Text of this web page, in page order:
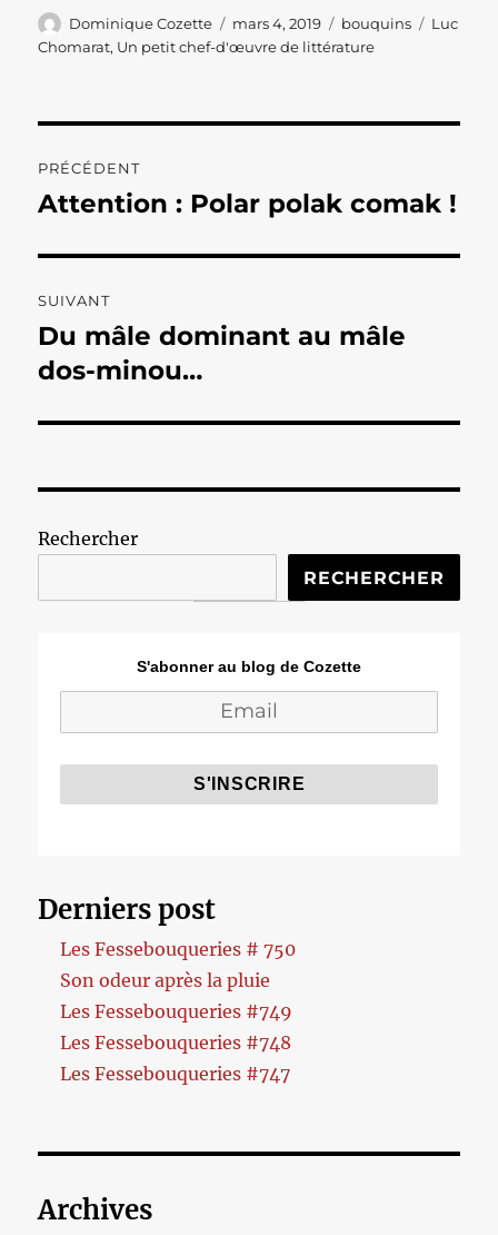
Auteur
Dominique Cozette
Publié
le
mars 4, 2019 Catégories
bouquins
Luc
Chomarat, Un petit chef-d'œuvre de littérature
de
PRÉCÉDENT
Publication
Attention : Polar polak comak !
SUIVANT
Publication
suivante :
Du mâle dominant au mâle
dos-minou…
Rechercher
RECHERCHER
S'abonner au blog de Cozette
Derniers post
Les Fessebouqueries # 750
Son odeur après la pluie
Les Fessebouqueries #749
Les Fessebouqueries #748
Les Fessebouqueries #747
Archives